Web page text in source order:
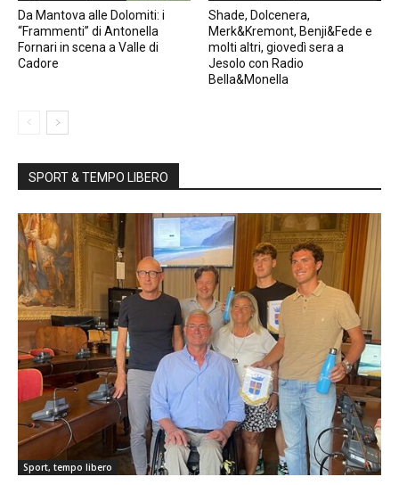
Da Mantova alle Dolomiti: i
“Frammenti” di Antonella
Fornari in scena a Valle di
Cadore
Shade, Dolcenera,
Merk&Kremont, Benji&Fede e
molti altri, giovedì sera a
Jesolo con Radio
Bella&Monella
SPORT & TEMPO LIBERO
Sport, tempo libero